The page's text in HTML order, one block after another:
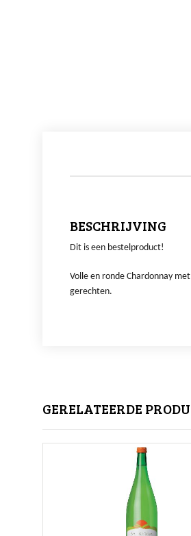
BESCHRIJVING
Dit is een bestelproduct!
Volle en ronde Chardonnay
gerechten.
GERELATEERDE